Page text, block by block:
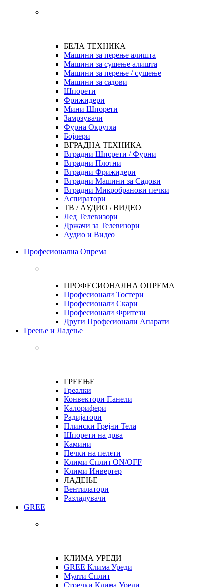
БЕЛА ТЕХНИКА
Машини за перење алишта
Машини за сушење алишта
Машини за перење / сушење
Машини за садови
Шпорети
Фрижидери
Мини Шпорети
Замрзувачи
Фурна Округла
Бојлери
ВГРАДНА ТЕХНИКА
Вградни Шпорети / Фурни
Вградни Плотни
Вградни Фрижидери
Вградни Машини за Садови
Вградни Микробранови печки
Аспиратори
ТВ / АУДИО / ВИДЕО
Лед Телевизори
Држачи за Телевизори
Аудио и Видео
Професионална Опрема
ПРОФЕСИОНАЛНА ОПРЕМА
Професионали Тостери
Професионали Скари
Професионали Фритези
Други Професионали Апарати
Греење и Ладење
ГРЕЕЊЕ
Греалки
Конвектори Панели
Калорифери
Радијатори
Плински Грејни Тела
Шпорети на дрва
Камини
Печки на пелети
Клими Сплит ON/OFF
Клими Инвертер
ЛАДЕЊЕ
Вентилатори
Разладувачи
GREE
КЛИМА УРЕДИ
GREE Клима Уреди
Мулти Сплит
Стоечки Клима Уреди